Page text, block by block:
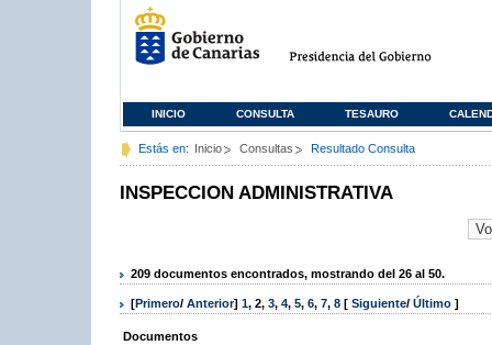
INICIO CONSULTA TESAURO
Estás en: Inicio Consultas Resultado Consulta
INSPECCION ADMINISTRATIVA
209 documentos encontrados, mostrando del 26 al 50.
[Primero/ Anterior] 1, 2, 3, 4, 5, 6, 7, 8 [ Siguiente/ Último ]
Documentos